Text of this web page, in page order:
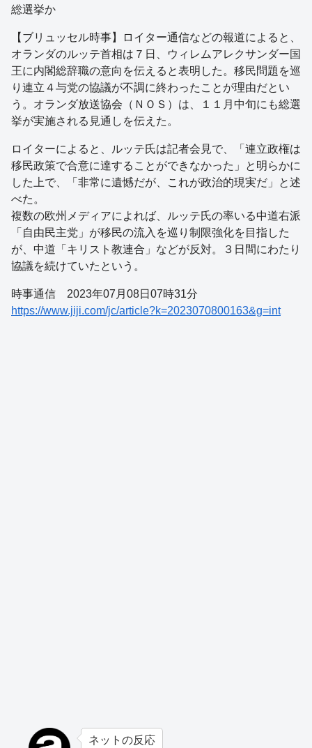
総選挙か
【ブリュッセル時事】ロイター通信などの報道によると、
オランダのルッテ首相は７日、ウィレムアレクサンダー国
王に内閣総辞職の意向を伝えると表明した。移民問題を巡
り連立４与党の協議が不調に終わったことが理由だとい
う。オランダ放送協会（ＮＯＳ）は、１１月中旬にも総選
挙が実施される見通しを伝えた。
ロイターによると、ルッテ氏は記者会見で、「連立政権は
移民政策で合意に達することができなかった」と明らかに
した上で、「非常に遺憾だが、これが政治的現実だ」と述
べた。
複数の欧州メディアによれば、ルッテ氏の率いる中道右派
「自由民主党」が移民の流入を巡り制限強化を目指した
が、中道「キリスト教連合」などが反対。３日間にわたり
協議を続けていたという。
時事通信 2023年07月08日07時31分
https://www.jiji.com/jc/article?k=2023070800163&g=int
ネットの反応